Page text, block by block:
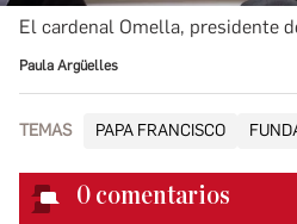
El cardenal Omella, presidente
Paula Argüelles
TEMAS PAPA FRANCISCO
0 comentarios